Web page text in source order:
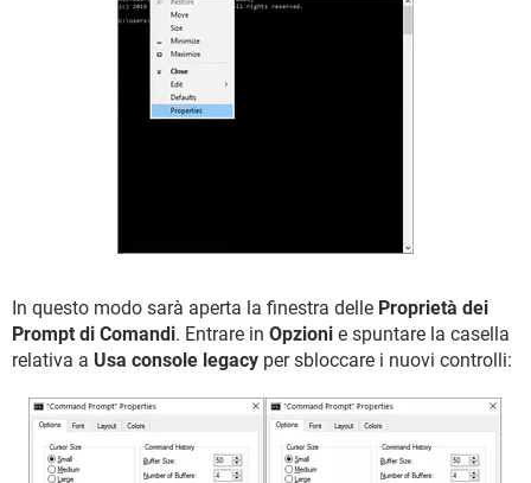
In questo modo sarà aperta la finestra delle Proprietà dei
Prompt di Comandi. Entrare in Opzioni e spuntare la casella
relativa a Usa console legacy per sbloccare i nuovi controlli: